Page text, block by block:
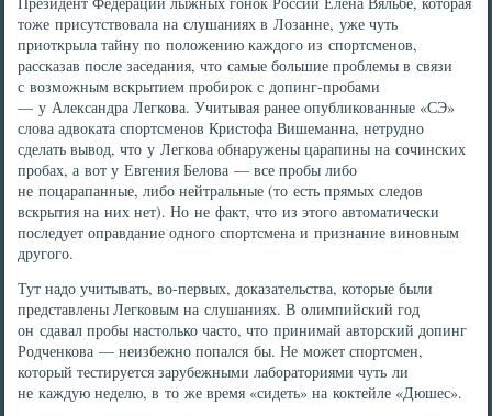
тоже присутствовала на слушаниях в Лозанне, уже чуть
приоткрыла тайну по положению каждого из спортсменов,
рассказав после заседания, что самые большие проблемы в связи
с возможным вскрытием пробирок с допинг-пробами
— у Александра Легкова. Учитывая ранее опубликованные «СЭ»
слова адвоката спортсменов Кристофа Вишеманна, нетрудно
сделать вывод, что у Легкова обнаружены царапины на сочинских
пробах, а вот у Евгения Белова — все пробы либо
не поцарапанные, либо нейтральные (то есть прямых следов
вскрытия на них нет). Но не факт, что из этого автоматически
последует оправдание одного спортсмена и признание виновным
другого.
Тут надо учитывать, во-первых, доказательства, которые были
представлены Легковым на слушаниях. В олимпийский год
он сдавал пробы настолько часто, что принимай авторский допинг
Родченкова — неизбежно попался бы. Не может спортсмен,
который тестируется зарубежными лабораториями чуть ли
не каждую неделю, в то же время «сидеть» на коктейле «Дюшес».